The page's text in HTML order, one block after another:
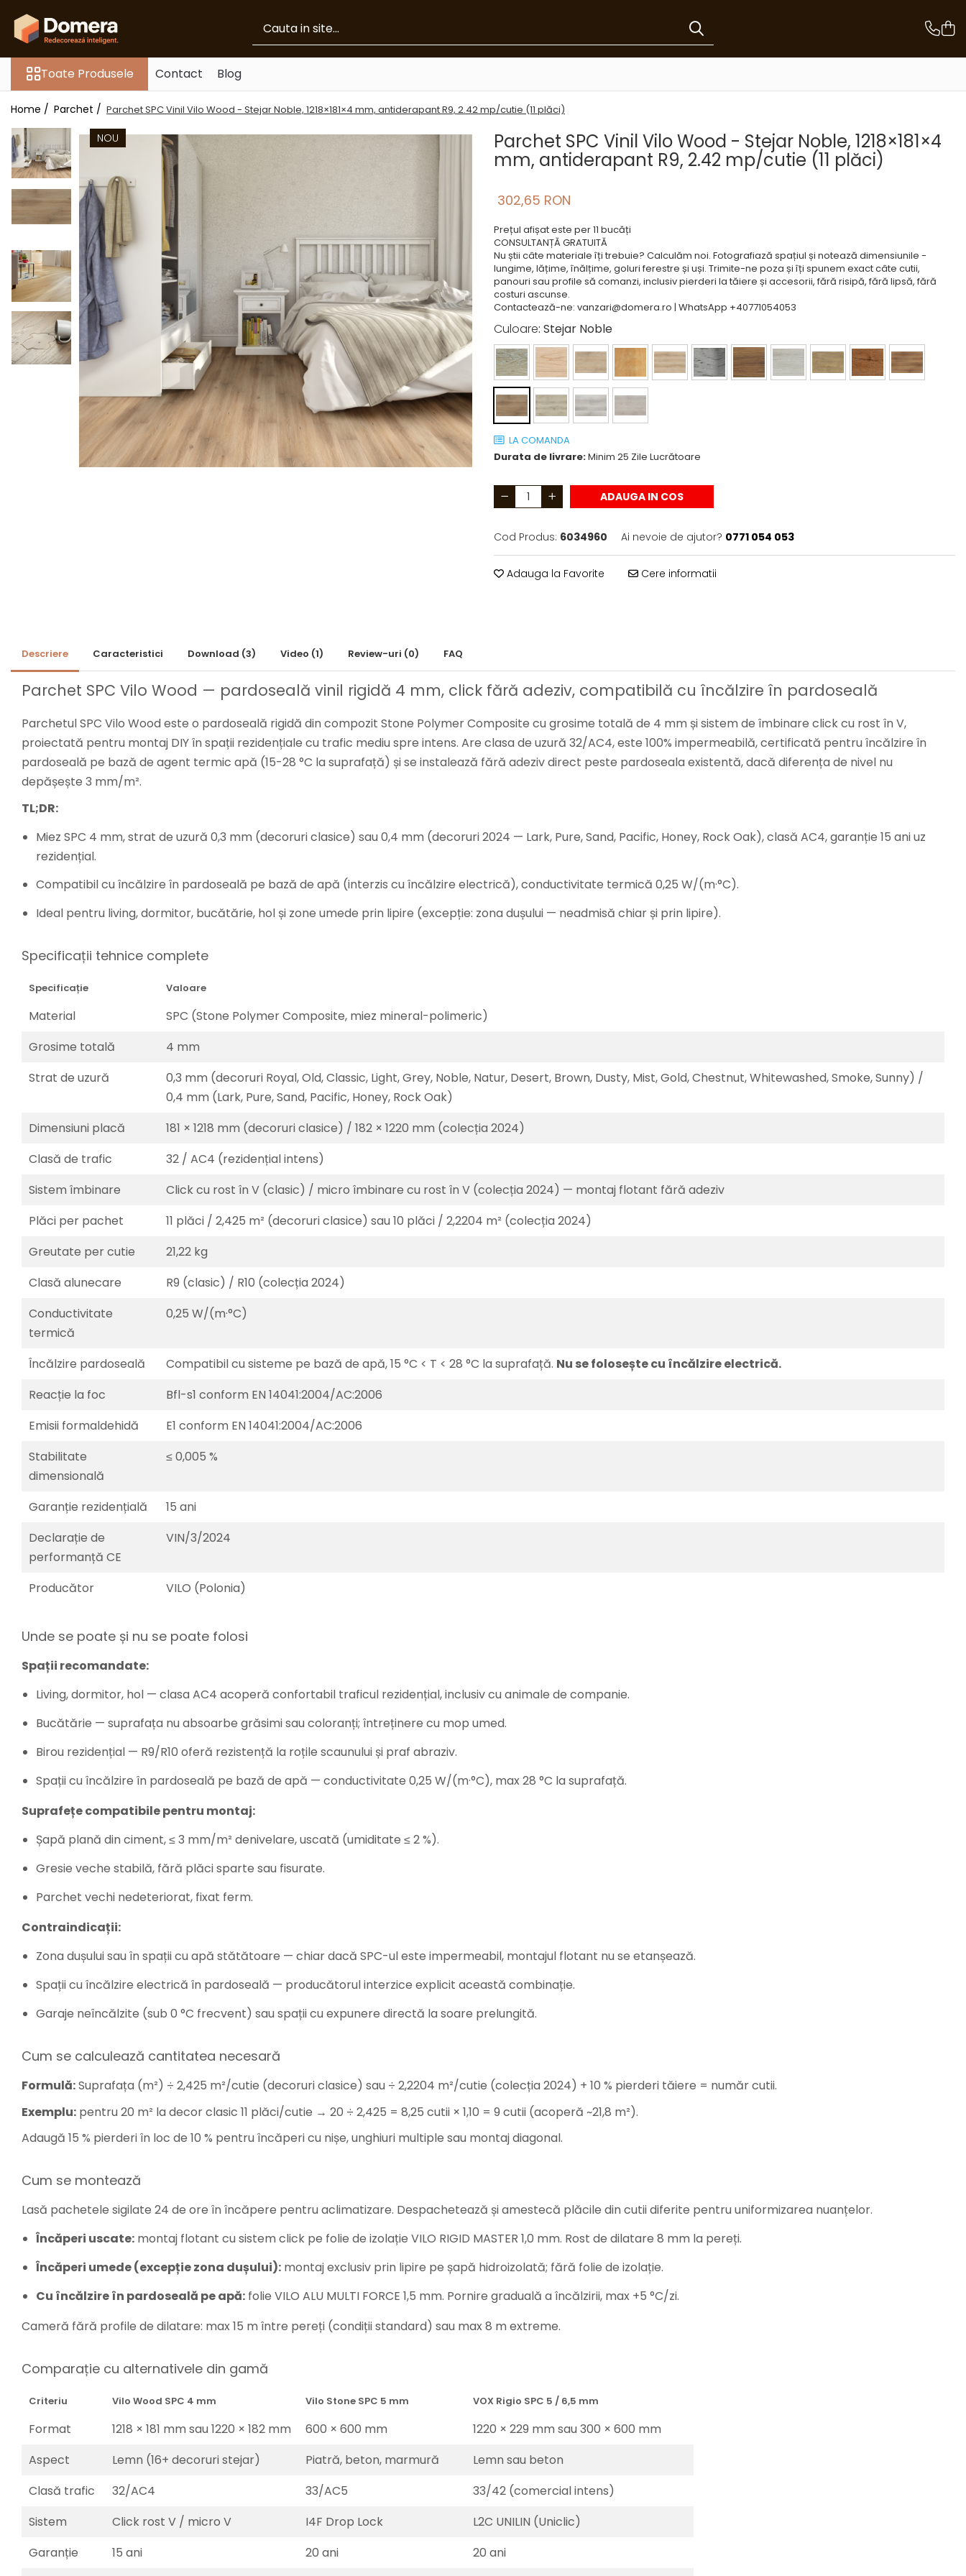
Toate Produsele
Parchet
Parchet SPC
Riflaj exterior
Riflaje Interioare
Glafuri
Glafuri Interioare
Glafuri Exterioare
Plinte, Plinte PVC, Plinte MDF
Plinte PVC
Plinte MDF Premium
Accesorii Plinte
Terminatii Plinta
Colt Exterior Plinta
Imbinare Plinta
Accesorii Lambriuri
Accesorii Riflaje Decorative
Panouri Decorative
Panouri Decorative SPC
Premium
Toate Produsele Contact Blog
Home / Parchet / Parchet SPC Vinil Vilo Wood - Stejar Noble, 1218×181×4 mm, antiderapant R9, 2.42 mp/cutie (11 plăci)
Parchet SPC Vinil Vilo Wood - Stejar Noble, 1218×181×4
mm, antiderapant R9, 2.42 mp/cutie (11 plăci)
NOU
302,65 RON
Prețul afișat este per 11 bucăți
CONSULTANȚĂ GRATUITĂ
Nu știi câte materiale îți trebuie? Calculăm noi. Fotografiază spațiul și notează dimensiunile -
lungime, lățime, înălțime, goluri ferestre și uși. Trimite-ne poza și îți spunem exact câte cutii,
panouri sau profile să comanzi, inclusiv pierderi la tăiere și accesorii, fără risipă, fără lipsă, fără
costuri ascunse.
Contactează-ne: vanzari@domera.ro | WhatsApp +40771054053
Culoare: Stejar Noble
LA COMANDA
Durata de livrare:Minim 25 Zile Lucrătoare
ADAUGA IN COS
Cod Produs: 6034960 Ai nevoie de ajutor? 0771 054 053
Adauga la Favorite Cere informatii
Descriere Caracteristici Download (3) Video (1) Review-uri (0) FAQ
Parchet SPC Vilo Wood — pardoseală vinil rigidă 4 mm, click fără adeziv, compatibilă cu încălzire în pardoseală
Parchetul SPC Vilo Wood este o pardoseală rigidă din compozit Stone Polymer Composite cu grosime totală de 4 mm și sistem de îmbinare click cu rost în V,
proiectată pentru montaj DIY în spații rezidențiale cu trafic mediu spre intens. Are clasa de uzură 32/AC4, este 100% impermeabilă, certificată pentru încălzire în
pardoseală pe bază de agent termic apă (15-28 °C la suprafață) și se instalează fără adeziv direct peste pardoseala existentă, dacă diferența de nivel nu
depășește 3 mm/m².
TL;DR:
Miez SPC 4 mm, strat de uzură 0,3 mm (decoruri clasice) sau 0,4 mm (decoruri 2024 — Lark, Pure, Sand, Pacific, Honey, Rock Oak), clasă AC4, garanție 15 ani uz
rezidențial.
Compatibil cu încălzire în pardoseală pe bază de apă (interzis cu încălzire electrică), conductivitate termică 0,25 W/(m·°C).
Ideal pentru living, dormitor, bucătărie, hol și zone umede prin lipire (excepție: zona dușului — neadmisă chiar și prin lipire).
Specificații tehnice complete
Specificație Valoare
Material
SPC (Stone Polymer Composite, miez mineral-polimeric)
Grosime totală
4 mm
Strat de uzură
0,3 mm (decoruri Royal, Old, Classic, Light, Grey, Noble, Natur, Desert, Brown, Dusty, Mist, Gold, Chestnut, Whitewashed, Smoke, Sunny) /
0,4 mm (Lark, Pure, Sand, Pacific, Honey, Rock Oak)
Dimensiuni placă
181 × 1218 mm (decoruri clasice) / 182 × 1220 mm (colecția 2024)
Clasă de trafic
32 / AC4 (rezidențial intens)
Sistem îmbinare
Click cu rost în V (clasic) / micro îmbinare cu rost în V (colecția 2024) — montaj flotant fără adeziv
Plăci per pachet
11 plăci / 2,425 m² (decoruri clasice) sau 10 plăci / 2,2204 m² (colecția 2024)
Greutate per cutie
21,22 kg
Clasă alunecare
R9 (clasic) / R10 (colecția 2024)
Conductivitate
termică
0,25 W/(m·°C)
Încălzire pardoseală Compatibil cu sisteme pe bază de apă, 15 °C < T < 28 °C la suprafață. Nu se folosește cu încălzire electrică.
Reacție la foc
Bfl-s1 conform EN 14041:2004/AC:2006
Emisii formaldehidă
E1 conform EN 14041:2004/AC:2006
Stabilitate
dimensională
≤ 0,005 %
Garanție rezidențială
15 ani
Declarație de
performanță CE
VIN/3/2024
Producător VILO (Polonia)
Unde se poate și nu se poate folosi
Spații recomandate:
Living, dormitor, hol — clasa AC4 acoperă confortabil traficul rezidențial, inclusiv cu animale de companie.
Bucătărie — suprafața nu absoarbe grăsimi sau coloranți; întreținere cu mop umed.
Birou rezidențial — R9/R10 oferă rezistență la roțile scaunului și praf abraziv.
Spații cu încălzire în pardoseală pe bază de apă — conductivitate 0,25 W/(m·°C), max 28 °C la suprafață.
Suprafețe compatibile pentru montaj:
Șapă plană din ciment, ≤ 3 mm/m² denivelare, uscată (umiditate ≤ 2 %).
Gresie veche stabilă, fără plăci sparte sau fisurate.
Parchet vechi nedeteriorat, fixat ferm.
Contraindicații:
Zona dușului sau în spații cu apă stătătoare — chiar dacă SPC-ul este impermeabil, montajul flotant nu se etanșează.
Spații cu încălzire electrică în pardoseală — producătorul interzice explicit această combinație.
Garaje neîncălzite (sub 0 °C frecvent) sau spații cu expunere directă la soare prelungită.
Cum se calculează cantitatea necesară
Formulă:Suprafața (m²) ÷ 2,425 m²/cutie (decoruri clasice) sau ÷ 2,2204 m²/cutie (colecția 2024) + 10 % pierderi tăiere = număr cutii.
Exemplu: pentru 20 m² la decor clasic 11 plăci/cutie → 20 ÷ 2,425 = 8,25 cutii × 1,10 = 9 cutii (acoperă ~21,8 m²).
Adaugă 15 % pierderi în loc de 10 % pentru încăperi cu nișe, unghiuri multiple sau montaj diagonal.
Cum se montează
Lasă pachetele sigilate 24 de ore în încăpere pentru aclimatizare. Despachetează și amestecă plăcile din cutii diferite pentru uniformizarea nuanțelor.
Încăperi uscate: montaj flotant cu sistem click pe folie de izolație VILO RIGID MASTER 1,0 mm. Rost de dilatare 8 mm la pereți.
Încăperi umede (excepție zona dușului): montaj exclusiv prin lipire pe șapă hidroizolată; fără folie de izolație.
Cu încălzire în pardoseală pe apă: folie VILO ALU MULTI FORCE 1,5 mm. Pornire graduală a încălzirii, max +5 °C/zi.
Cameră fără profile de dilatare: max 15 m între pereți (condiții standard) sau max 8 m extreme.
Comparație cu alternativele din gamă
Criteriu Vilo Wood SPC 4 mm Vilo Stone SPC 5 mm VOX Rigio SPC 5 / 6,5 mm
Format 1218 × 181 mm sau 1220 × 182 mm 600 × 600 mm
1220 × 229 mm sau 300 × 600 mm
Aspect
Lemn (16+ decoruri stejar) Piatră, beton, marmură
Lemn sau beton
Clasă trafic
32/AC4 33/AC5
33/42 (comercial intens)
Sistem
Click rost V / micro V I4F Drop Lock
L2C UNILIN (Uniclic)
Garanție
15 ani 20 ani
20 ani